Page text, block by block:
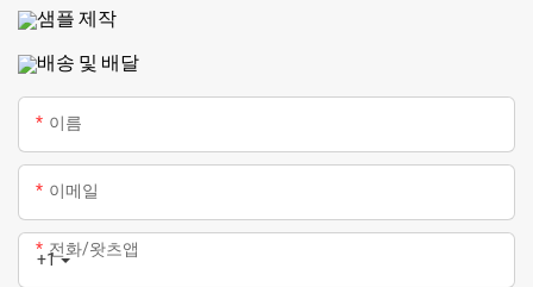
샘플 제작
배송 및 배달
이름
이메일
+1전화/왓츠앱